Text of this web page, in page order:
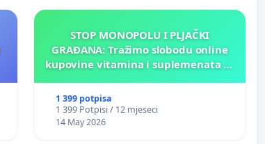
STOP MONOPOLU I PLJAČKI
GRAĐANA: Tražimo slobodu online
kupovine vitamina i suplemenata za
1 399 potpisa
1 399 Potpisi / 12 mjeseci
14 May 2026